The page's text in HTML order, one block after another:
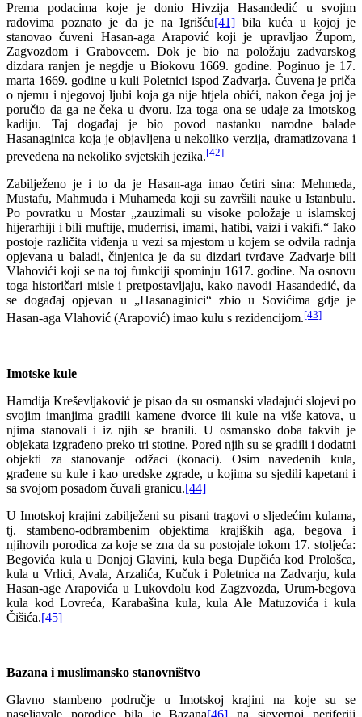
Prema podacima koje je donio Hivzija Hasandedić u svojim
radovima poznato je da je na Igrišću[41] bila kuća u kojoj je
stanovao čuveni Hasan-aga Arapović koji je upravljao Župom,
Zagvozdom i Grabovcem. Dok je bio na položaju zadvarskog
dizdara ranjen je negdje u Biokovu 1669. godine. Poginuo je 17.
marta 1669. godine u kuli Poletnici ispod Zadvarja. Čuvena je priča
o njemu i njegovoj ljubi koja ga nije htjela obići, nakon čega joj je
poručio da ga ne čeka u dvoru. Iza toga ona se udaje za imotskog
kadiju. Taj događaj je bio povod nastanku narodne balade
Hasanaginica koja je objavljena u nekoliko verzija, dramatizovana i
prevedena na nekoliko svjetskih jezika.[42]
Zabilježeno je i to da je Hasan-aga imao četiri sina: Mehmeda,
Mustafu, Mahmuda i Muhameda koji su završili nauke u Istanbulu.
Po povratku u Mostar „zauzimali su visoke položaje u islamskoj
hijerarhiji i bili muftije, muderrisi, imami, hatibi, vaizi i vakifi.“ Iako
postoje različita viđenja u vezi sa mjestom u kojem se odvila radnja
opjevana u baladi, činjenica je da su dizdari tvrđave Zadvarje bili
Vlahovići koji se na toj funkciji spominju 1617. godine. Na osnovu
toga historičari misle i pretpostavljaju, kako navodi Hasandedić, da
se događaj opjevan u „Hasanaginici“ zbio u Sovićima gdje je
Hasan-aga Vlahović (Arapović) imao kulu s rezidencijom.[43]
Imotske kule
Hamdija Kreševljaković je pisao da su osmanski vladajući slojevi po
svojim imanjima gradili kamene dvorce ili kule na više katova, u
njima stanovali i iz njih se branili. U osmansko doba takvih je
objekata izgrađeno preko tri stotine. Pored njih su se gradili i dodatni
objekti za stanovanje odžaci (konaci). Osim navedenih kula,
građene su kule i kao uredske zgrade, u kojima su sjedili kapetani i
sa svojom posadom čuvali granicu.[44]
U Imotskoj krajini zabilježeni su pisani tragovi o sljedećim kulama,
tj. stambeno-odbrambenim objektima krajiških aga, begova i
njihovih porodica za koje se zna da su postojale tokom 17. stoljeća:
Begovića kula u Donjoj Glavini, kula bega Dupčića kod Prološca,
kula u Vrlici, Avala, Arzalića, Kučuk i Poletnica na Zadvarju, kula
Hasan-age Arapovića u Lukovdolu kod Zagzvozda, Urum-begova
kula kod Lovreća, Karabašina kula, kula Ale Matuzovića i kula
Čišića.[45]
Bazana i muslimansko stanovništvo
Glavno stambeno područje u Imotskoj krajini na koje su se
naseljavale porodice bila je Bazana[46] na sjevernoj periferiji